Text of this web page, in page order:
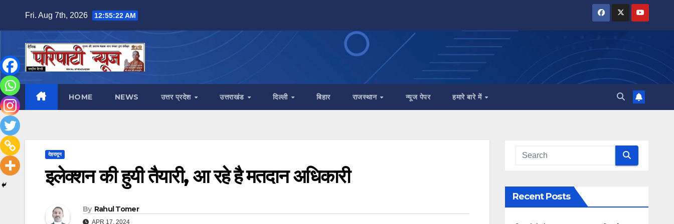
Fri. Aug 7th, 2026 12:55:24 AM
HOME NEWS उत्तर प्रदेश उत्तराखंड दिल्ली बिहार राजस्थान न्यूज पेपर हमारे बारे में
देहरादून
इलेक्शन की हुयी तैयारी, आ रहे है मतदान अधिकारी
By Rahul Tomer
APR 17, 2024
Recent Posts